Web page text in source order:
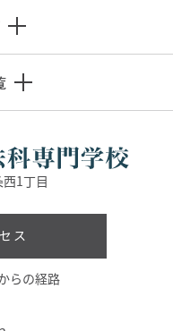
1丁目
ス
らの経路